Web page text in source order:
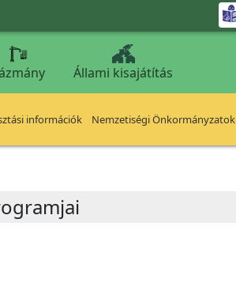
Állami kisajátítás
információk Nemzetiségi Önkormányzatok